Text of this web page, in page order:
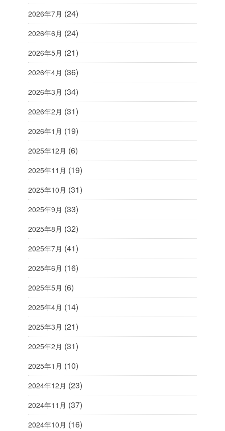
2026年7月 (24)
2026年6月 (24)
2026年5月 (21)
2026年4月 (36)
2026年3月 (34)
2026年2月 (31)
2026年1月 (19)
2025年12月 (6)
2025年11月 (19)
2025年10月 (31)
2025年9月 (33)
2025年8月 (32)
2025年7月 (41)
2025年6月 (16)
2025年5月 (6)
2025年4月 (14)
2025年3月 (21)
2025年2月 (31)
2025年1月 (10)
2024年12月 (23)
2024年11月 (37)
2024年10月 (16)